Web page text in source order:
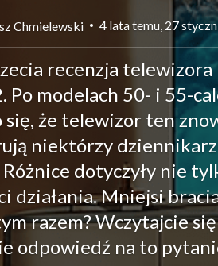
Chmielewski 4 lata temu, 27
recenzja
Po modelach 50- i 55-
się, że telewizor ten
niektórzy
dotyczyły nie
działania. Mniejsi
razem? Wczytajcie
odpowiedź na to